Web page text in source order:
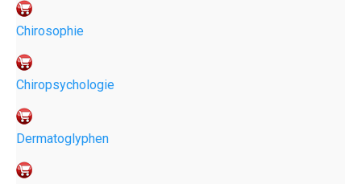
Chirosophie
Chiropsychologie
Dermatoglyphen